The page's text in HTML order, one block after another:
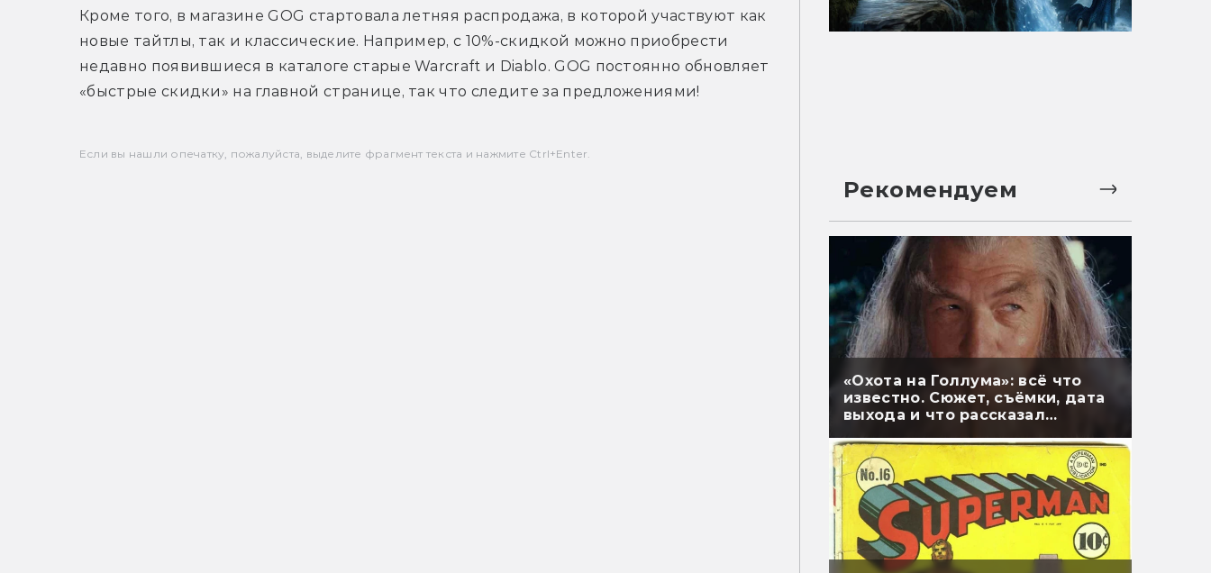
Кроме того, в магазине GOG стартовала летняя распродажа, в которой участвуют как
новые тайтлы, так и классические. Например, с 10%-скидкой можно приобрести
недавно появившиеся в каталоге старые Warcraft и Diablo. GOG постоянно обновляет
«быстрые скидки» на главной странице, так что следите за предложениями!
Если вы нашли опечатку, пожалуйста, выделите фрагмент текста и нажмите Ctrl+Enter.
Рекомендуем
«Охота на Голлума»: всё что
известно. Сюжет, съёмки, дата
выхода и что рассказал